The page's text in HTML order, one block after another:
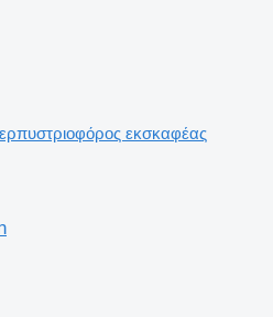
ερπυστριοφόρος εκσκαφέας